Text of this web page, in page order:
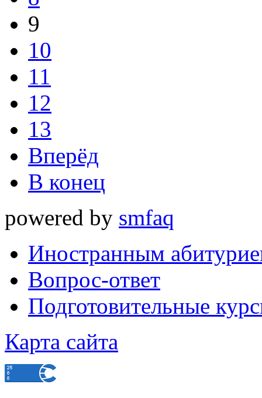
9
10
11
12
13
Вперёд
В конец
powered by smfaq
Иностранным
Вопрос-ответ
Подготовительные
Карта сайта